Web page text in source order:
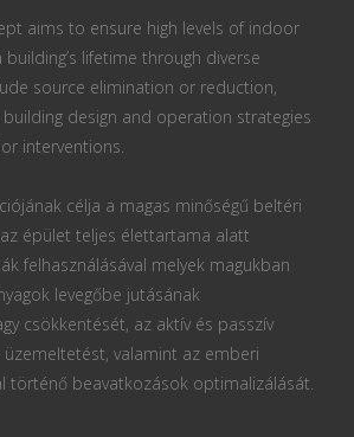
aims to ensure high levels of indoor
lifetime through diverse
source elimination or reduction,
design and operation strategies
interventions.
célja a magas minőségű beltéri
épület teljes élettartama alatt
felhasználásával melyek magukban
levegőbe jutásának
csökkentését, az aktív és passzív
valamint az emberi
történő beavatkozások optimalizálását.